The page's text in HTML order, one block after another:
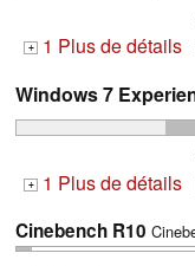
+ 1 Plus de détails
Windows 7
+ 1 Plus de détails
Cinebench R10